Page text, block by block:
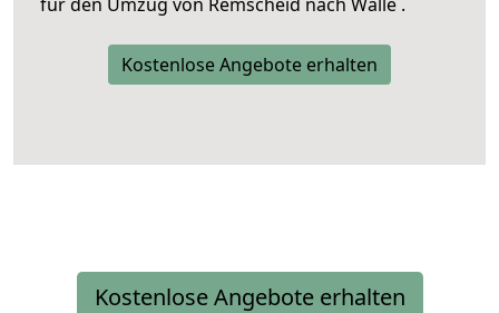
Kostenlose Angebote erhalten
Kostenlose Angebote erhalten